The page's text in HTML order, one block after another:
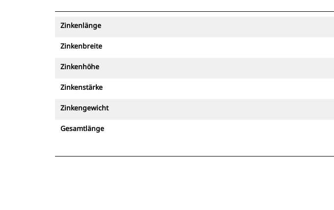
Zinkenlänge
Zinkenbreite
Zinkenhöhe
Zinkenstärke
Zinkengewicht
Gesamtlänge